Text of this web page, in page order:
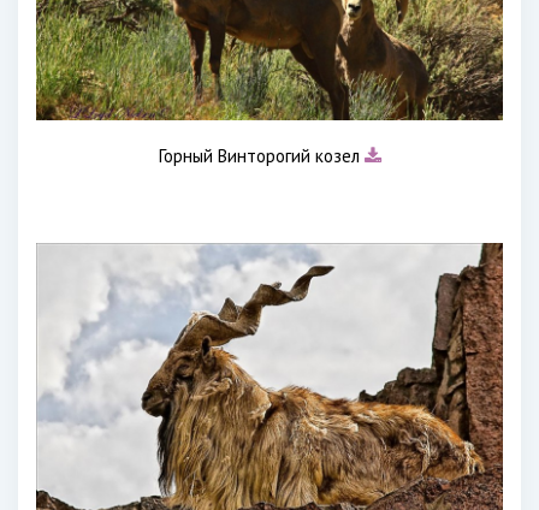
Горный Винторогий козел